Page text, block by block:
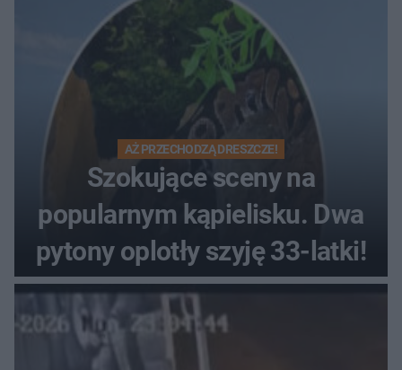
AŻ PRZECHODZĄ DRESZCZE!
Szokujące sceny na
popularnym kąpielisku. Dwa
pytony oplotły szyję 33-latki!